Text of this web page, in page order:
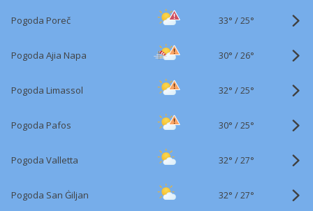
Pogoda Poreč 33° /25°
Pogoda Ajia Napa 30° /26°
Pogoda Limassol 32° /25°
Pogoda Pafos 30° /25°
Pogoda Valletta 32° /27°
Pogoda San Ġiljan 32° /27°